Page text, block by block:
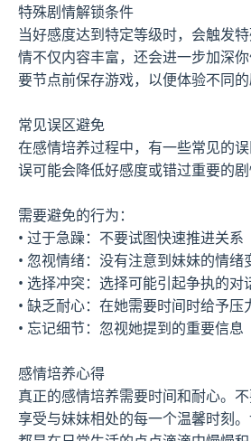
特殊剧情解锁条件
当好感度达到特定等级时，会触发
情不仅内容丰富，还会进一步加深
要节点前保存游戏，以便体验不同的
常见误区避免
在感情培养过程中，有一些常见的
误可能会降低好感度或错过重要的剧
需要避免的行为：
• 过于急躁：不要试图快速推进关系
• 忽视情绪：没有注意到妹妹的情绪
• 选择冲突：选择可能引起争执的对
• 缺乏耐心：在她需要时间时给予压
• 忘记细节：忽视她提到的重要信息
感情培养心得
真正的感情培养需要时间和耐心。
享受与妹妹相处的每一个温馨时刻